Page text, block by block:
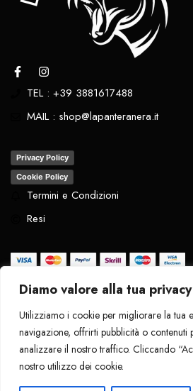
Diamo valore alla tua privacy
Utilizziamo i cookie per migliorare la tua
navigazione, offrirti pubblicità o contenuti
analizzare il nostro traffico. Cliccando
nostro utilizzo dei cookie.
TEL : +39 3881617488
MAIL : shop@lapanteranera.it
Privacy Policy
Cookie Policy
Termini e Condizioni
Resi
. 2024 - La Pantera
Nera